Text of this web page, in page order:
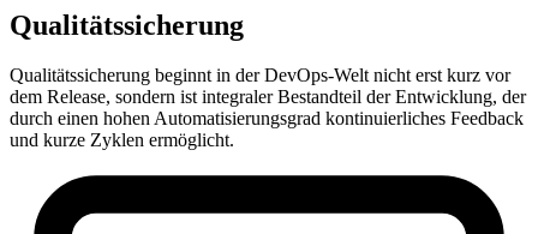
Qualitätssicherung
Qualitätssicherung beginnt in der DevOps-Welt nicht erst kurz vor
dem Release, sondern ist integraler Bestandteil der Entwicklung, der
durch einen hohen Automatisierungsgrad kontinuierliches Feedback
und kurze Zyklen ermöglicht.